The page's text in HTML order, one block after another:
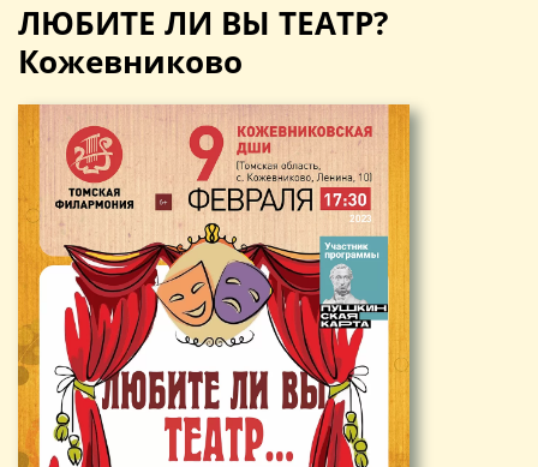
ЛЮБИТЕ ЛИ ВЫ ТЕАТР?
Кожевниково